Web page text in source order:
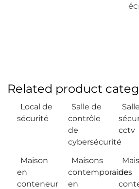
Related product
Local de
sécurité
Salle de
contrôle
de
cybersécurité
cctv
Maison
en
conteneur
Maisons
contemporaines
en
de